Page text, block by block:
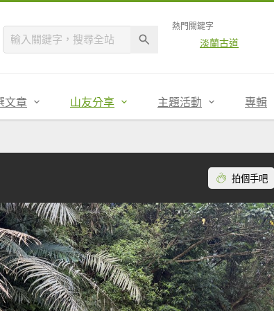
熱門關鍵字
淡蘭古道
文章 山友分享 主題活動 專輯
拍個手吧